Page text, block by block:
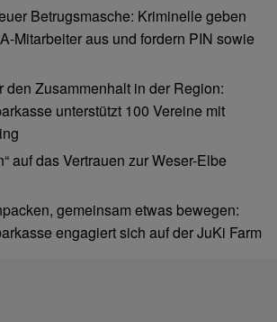
Betrugsmasche: Kriminelle geben
Mitarbeiter aus und fordern PIN sowie
den Zusammenhalt in der Region:
unterstützt 100 Vereine mit
auf das Vertrauen zur Weser-Elbe
gemeinsam etwas bewegen:
engagiert sich auf der JuKi Farm